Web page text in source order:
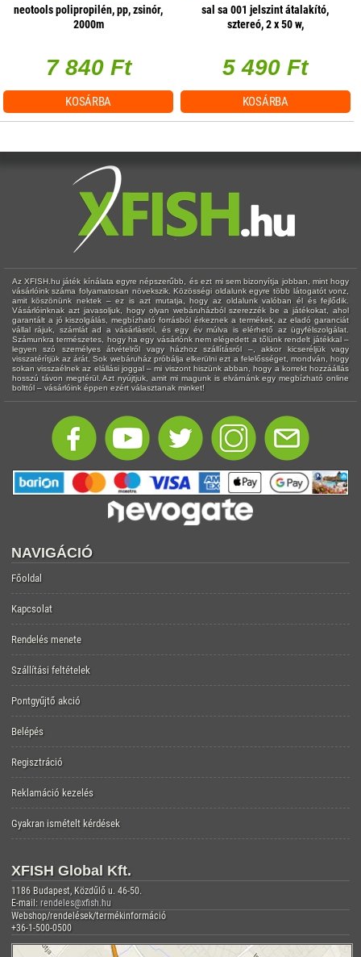
neotools polipropilén, pp, zsinór,
2000m
7 840 Ft
KOSÁRBA
sal sa 001 jelszint átalakító,
sztereó, 2 x 50 w,
5 490 Ft
KOSÁRBA
Az XFISH.hu játék kínálata egyre népszerűbb, és ezt mi sem bizonyítja jobban, mint hogy
vásárlóink száma folyamatosan növekszik. Közösségi oldalunk egyre több látogatót vonz,
amit köszönünk nektek – ez is azt mutatja, hogy az oldalunk valóban él és fejlődik.
Vásárlóinknak azt javasoljuk, hogy olyan webáruházból szerezzék be a játékokat, ahol
garantált a jó kiszolgálás, megbízható forrásból érkeznek a termékek, az eladó garanciát
vállal rájuk, számlát ad a vásárlásról, és egy év múlva is elérhető az ügyfélszolgálat.
Számunkra természetes, hogy ha egy vásárlónk nem elégedett a tőlünk rendelt játékkal –
legyen szó személyes átvételről vagy házhoz szállításról –, akkor kicseréljük vagy
visszatérítjük az árát. Sok webáruház próbálja elkerülni ezt a felelősséget, mondván, hogy
sokan visszaélnek az elállási joggal – mi viszont hiszünk abban, hogy a korrekt hozzáállás
hosszú távon megtérül. Azt nyújtjuk, amit mi magunk is elvárnánk egy megbízható online
bolttól – vásárlóink éppen ezért választanak minket!
NAVIGÁCIÓ
Főoldal
Kapcsolat
Rendelés menete
Szállítási feltételek
Pontgyűjtő akció
Belépés
Regisztráció
Reklamáció kezelés
Gyakran ismételt kérdések
XFISH Global Kft.
1186 Budapest, Közdűlő u. 46-50.
E-mail: rendeles@xfish.hu
Webshop/rendelések/termékinformáció
+36-1-500-0500